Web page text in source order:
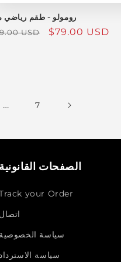
رومولو - طقم رياضي
USD
سعر
$79.00 USD
… 7
الصفحات القانونية
your Order
اتصال
سياسة الخصوصية
سياسة